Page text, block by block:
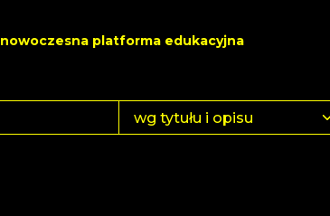
nowoczesna platforma edukacyjna